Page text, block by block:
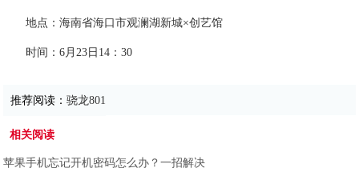
地点：海南省海口市观澜湖新城×创艺馆
时间：6月23日14：30
推荐阅读：骁龙801
相关阅读
苹果手机忘记开机密码怎么办？一招解决